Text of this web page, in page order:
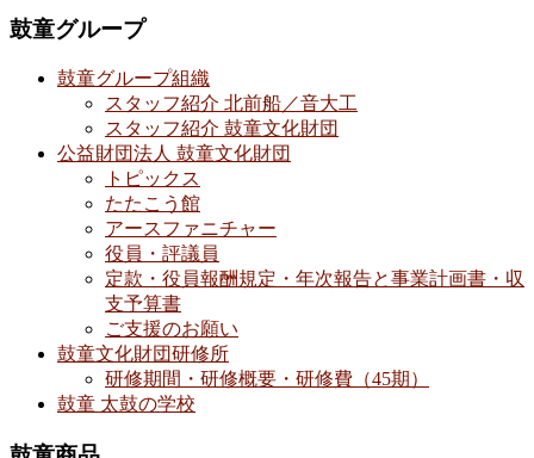
鼓童グループ
鼓童グループ組織
スタッフ紹介 北前船／音大工
スタッフ紹介 鼓童文化財団
公益財団法人 鼓童文化財団
トピックス
たたこう館
アースファニチャー
役員・評議員
定款・役員報酬規定・年次報告と事業計画書・収
支予算書
ご支援のお願い
鼓童文化財団研修所
研修期間・研修概要・研修費（45期）
鼓童 太鼓の学校